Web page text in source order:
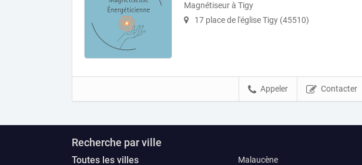
Magnétiseur à Tigy
17 place de l'église Tigy (45510)
Contacter
Appeler
Recherche par ville
Toutes les villes Malaucène